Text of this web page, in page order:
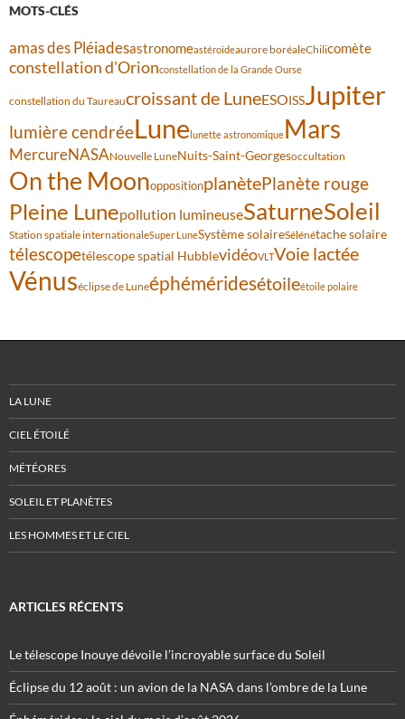
MOTS-CLÉS
amas des Pléiadesastronomeastéroïdeaurore boréaleChilicomète
constellation d'Orionconstellation de la Grande Ourse
constellation du Taureaucroissant de LuneESOISSJupiter
lumière cendréeLunelunette astronomiqueMars
MercureNASANouvelle LuneNuits-Saint-Georgesoccultation
On the MoonoppositionplanètePlanète rouge
Pleine Lunepollution lumineuseSaturneSoleil
Station spatiale internationaleSuper LuneSystème solaireSélénétache solaire
télescopetélescope spatial HubblevidéoVLTVoie lactée
Vénuséclipse de Luneéphéméridesétoileétoile polaire
LA LUNE
CIEL ÉTOILÉ
MÉTÉORES
SOLEIL ET PLANÈTES
LES HOMMES ET LE CIEL
ARTICLES RÉCENTS
Le télescope Inouye dévoile l’incroyable surface du Soleil
Éclipse du 12 août : un avion de la NASA dans l’ombre de la Lune